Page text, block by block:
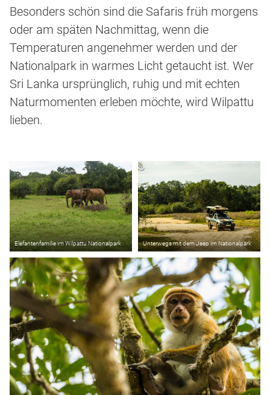
Besonders schön sind die Safaris früh morgens
oder am späten Nachmittag, wenn die
Temperaturen angenehmer werden und der
Nationalpark in warmes Licht getaucht ist. Wer
Sri Lanka ursprünglich, ruhig und mit echten
Naturmomenten erleben möchte, wird Wilpattu
lieben.
Elefantenfamilie im Wilpattu Nationalpark Unterwegs mit dem Jeep im Nationalpark